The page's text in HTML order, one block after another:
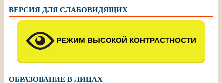
ВЕРСИЯ ДЛЯ СЛАБОВИДЯЩИХ
РЕЖИМ ВЫСОКОЙ КОНТРАСТНОСТИ
ОБРАЗОВАНИЕ В ЛИЦАХ